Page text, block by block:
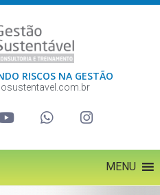
RISCOS NA GESTÃO
MENU